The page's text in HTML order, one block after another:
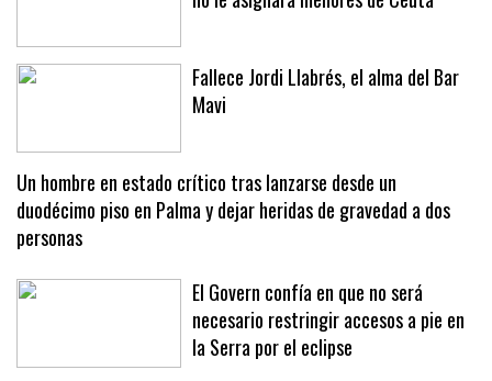
Baleares da por hecho que el Gobierno
Fallece Jordi Llabrés, el alma del Bar
Un hombre en estado crítico tras lanzarse desde un
duodécimo piso en Palma y dejar heridas de gravedad a dos
personas
El Govern confía en que no será
necesario restringir accesos a pie en